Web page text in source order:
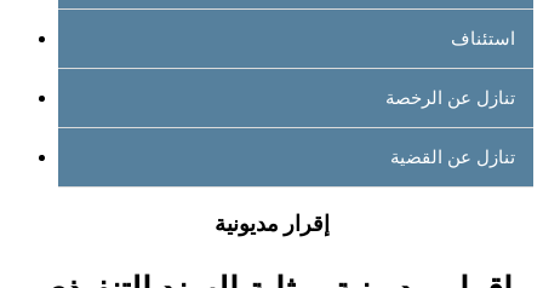
استئناف
تنازل عن الرخصة
تنازل عن القضية
إقرار مديونية